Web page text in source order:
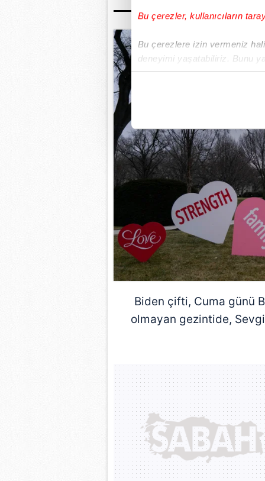
Bu çerezler, kullanıcıların
Bu çerezlere izin vermeniz
deneyimi yaşatabiliriz. Bunu
içerikleri sunabilmek adına
Her halükârda, kullanıcılar,
Sizlere daha iyi bir hizmet
çerezler vasıtasıyla çeşitli
amacıyla kullanılmaktadır.
reklam/pazarlama
Çerezlere ilişkin tercihlerinizi
butonuna tıklayabilir,
Çerez
6698 sayılı Kişisel Verilerin
mevzuata uygun olarak
Biden çifti, Cuma günü
olmayan gezintide,